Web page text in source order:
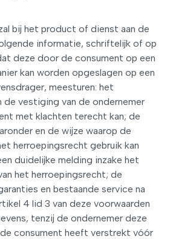
bij het product of dienst aan de
informatie, schriftelijk of op
deze door de consument op een
kan worden opgeslagen op een
meesturen: het
de vestiging van de ondernemer
met klachten terecht kan; de
en de wijze waarop de
herroepingsrecht gebruik kan
duidelijke melding inzake het
het herroepingsrecht; de
en bestaande service na
4 lid 3 van deze voorwaarden
tenzij de ondernemer deze
de consument heeft verstrekt vóór